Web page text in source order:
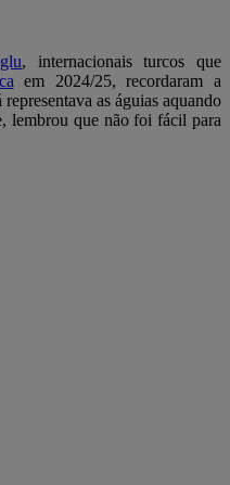
, internacionais turcos que
em 2024/25, recordaram a
as águias aquando
lembrou que não foi fácil para